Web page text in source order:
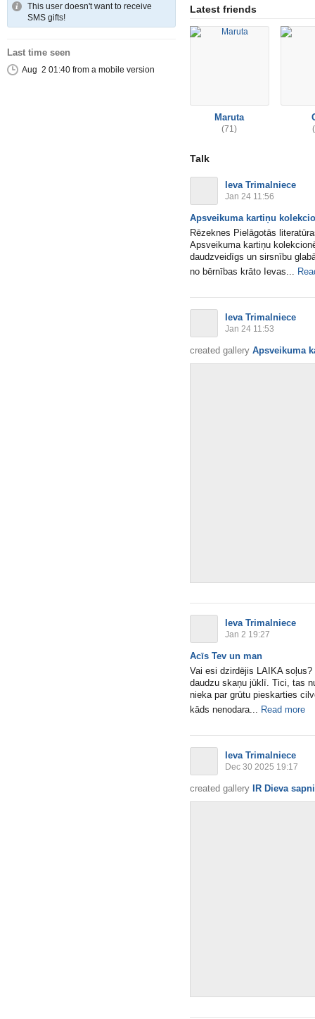
This user doesn't want to receive
SMS gifts!
Last time seen
Aug 2 01:40 from a mobile version
Latest friends
Maruta
(71)
Talk
Ieva Trimalniece
Jan 24 11:56
Apsveikuma kartiņu
Rēzeknes Pielāgotās
Apsveikuma kartiņu
daudzveidīgs un sirsnību
no bērnības krāto Ievas...
Ieva Trimalniece
Jan 24 11:53
created gallery Apsveikuma
Ieva Trimalniece
Jan 2 19:27
Acīs Tev un man
Vai esi dzirdējis LAIKA
daudzu skaņu jūklī. Tici, tas
nieka par grūtu pieskarties
kāds nenodara... Read more
Ieva Trimalniece
Dec 30 2025 19:17
created gallery IR Dieva